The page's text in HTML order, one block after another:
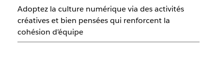
Adoptez la culture numérique via des activités
créatives et bien pensées qui renforcent la
cohésion d’équipe